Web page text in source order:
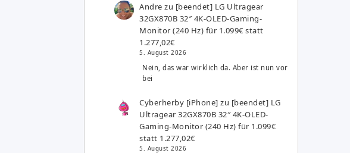
Andre zu [beendet] LG Ultragear
32GX870B 32″ 4K-OLED-Gaming-
Monitor (240 Hz) für 1.099€ statt
1.277,02€
5. August 2026
Nein, das war wirklich da. Aber ist nun vor
bei
Cyberherby [iPhone] zu [beendet] LG
Ultragear 32GX870B 32″ 4K-OLED-
Gaming-Monitor (240 Hz) für 1.099€
statt 1.277,02€
5. August 2026